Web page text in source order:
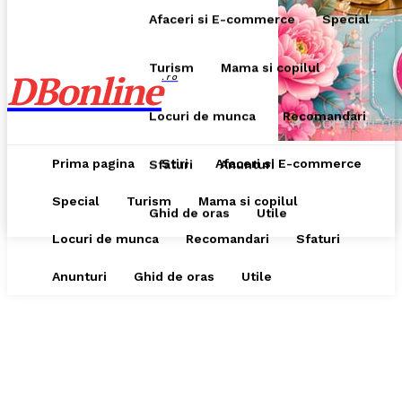
Prima pagina Stiri Afaceri si E-commerce
Special Turism Mama si copilul
Locuri de munca Recomandari Sfaturi
Anunturi Ghid de oras Utile
DBonline.ro
Afaceri si E-commerce Special
Turism Mama si copilul
Locuri de munca Recomandari
Sfaturi Anunturi
Ghid de oras Utile